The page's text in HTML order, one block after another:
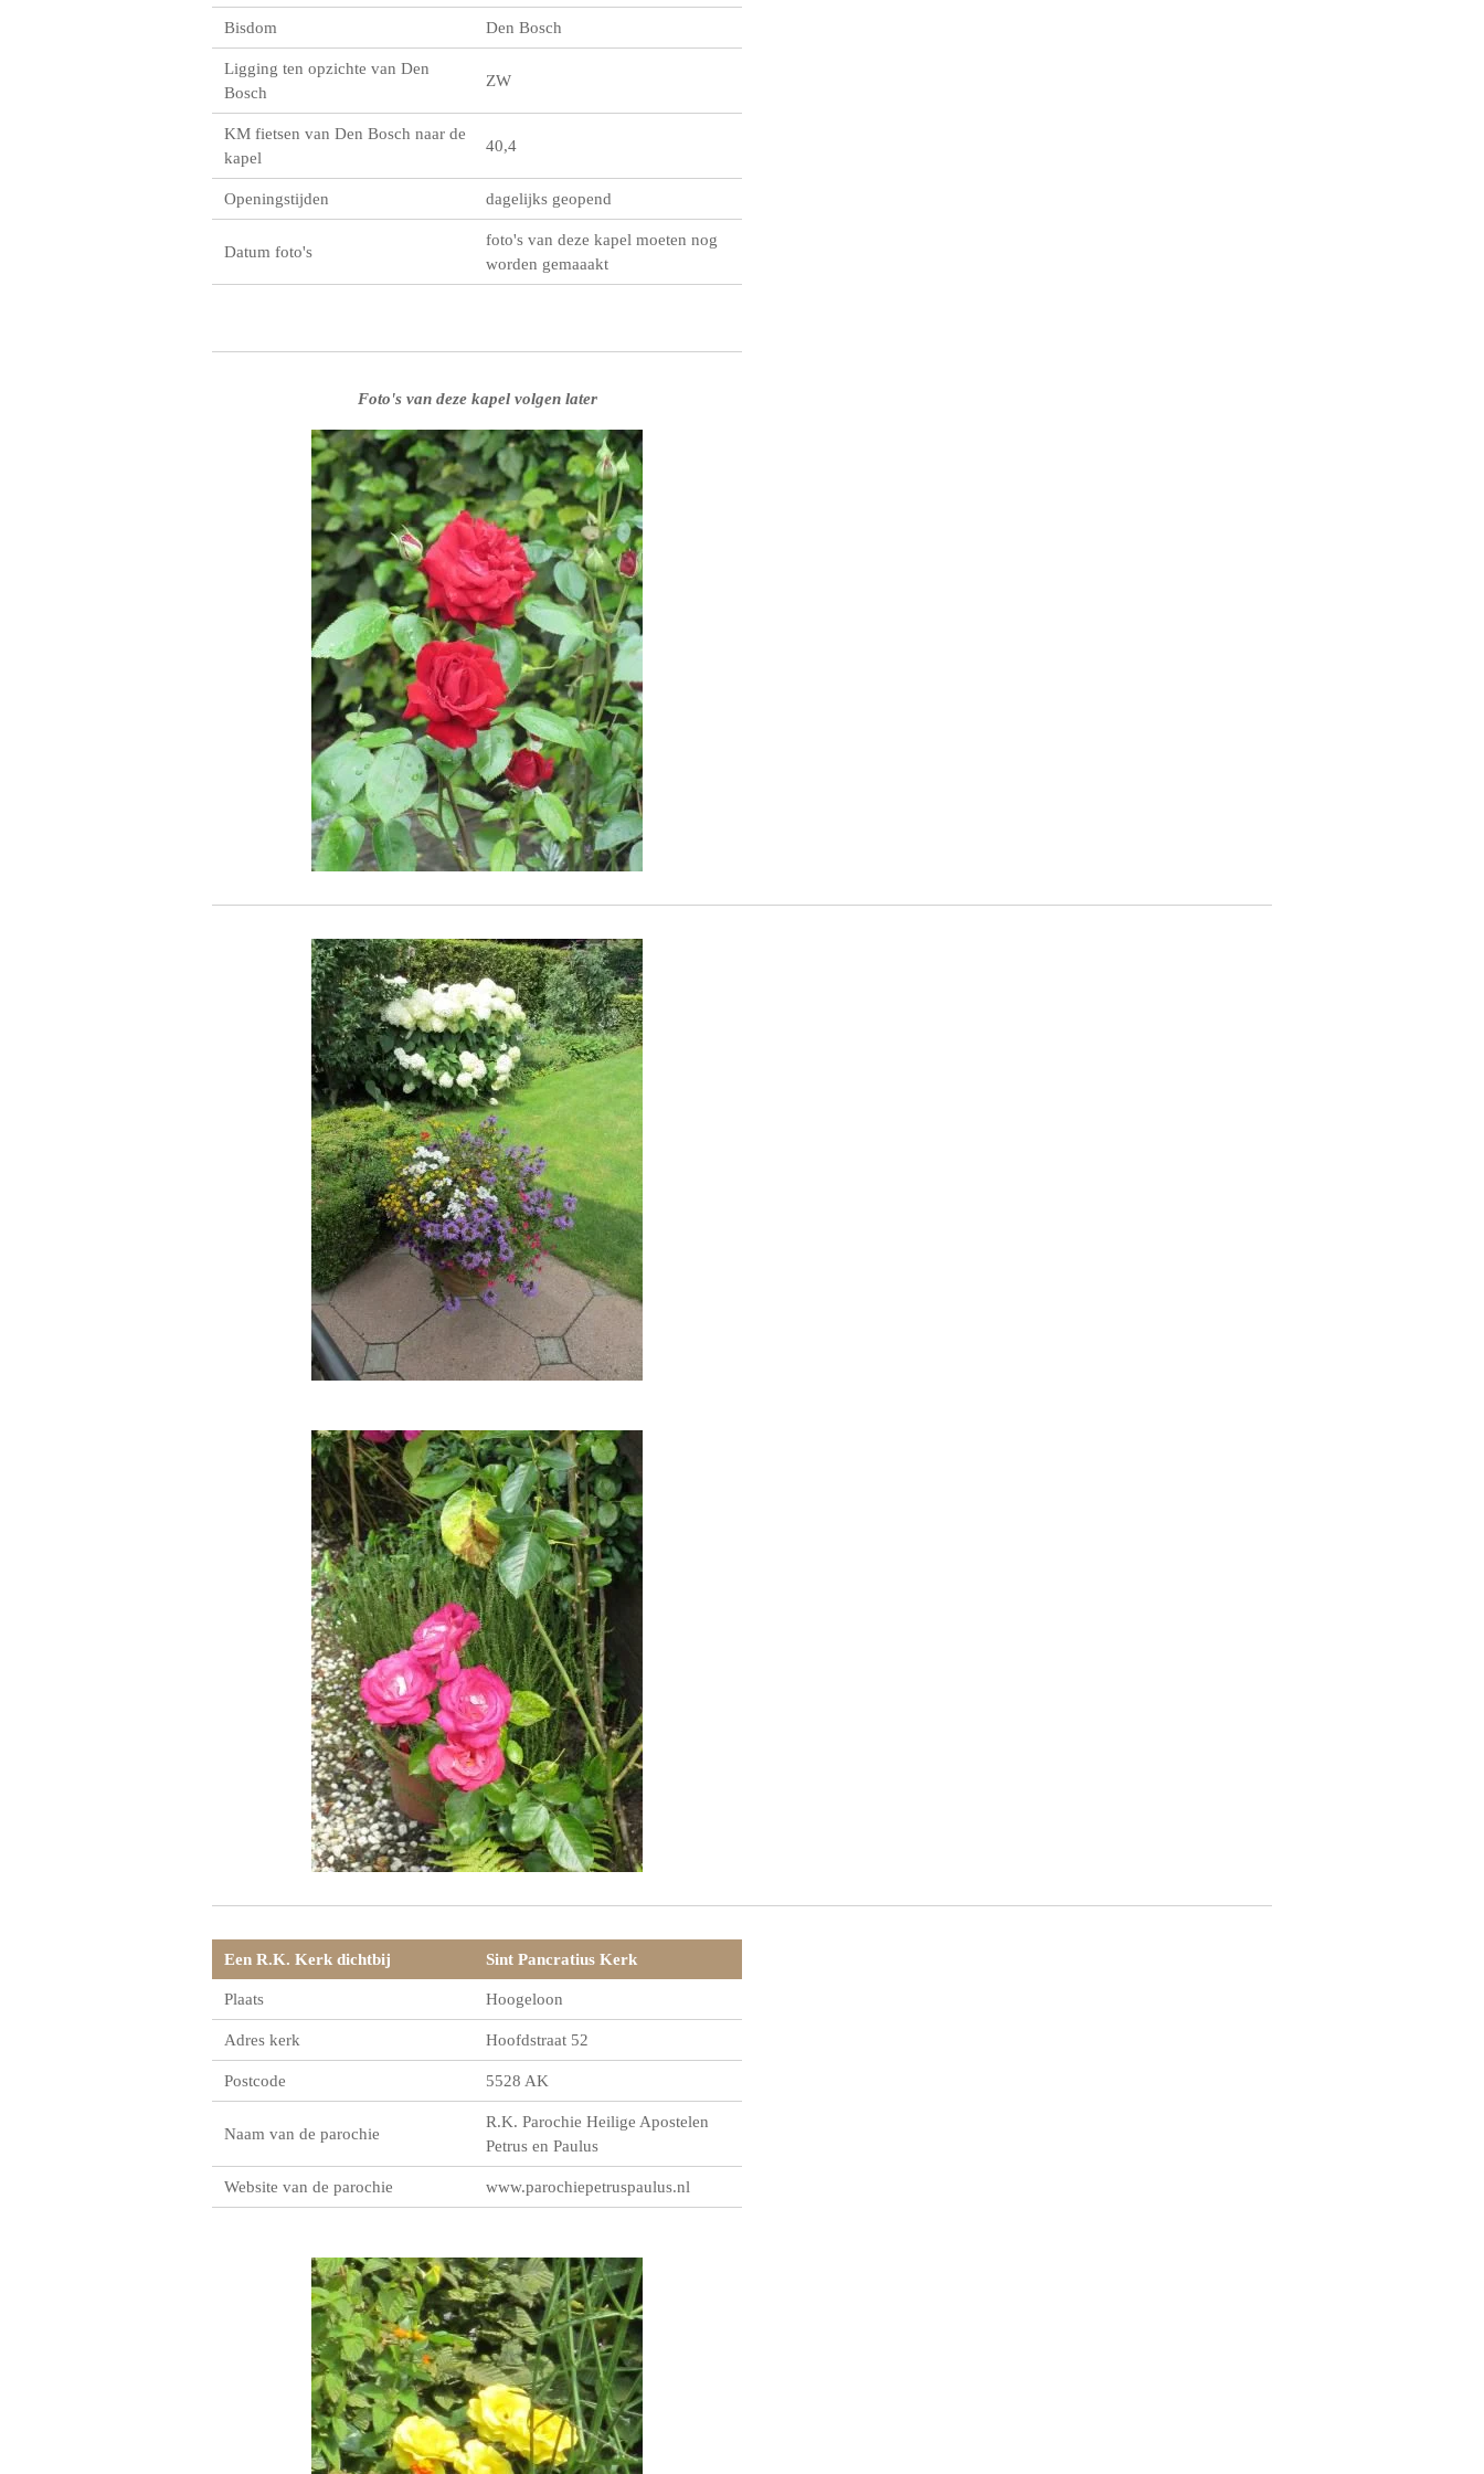
Bisdom Den Bosch
Ligging ten opzichte van Den
Bosch
ZW
KM fietsen van Den Bosch naar de
kapel
40,4
Openingstijden dagelijks geopend
Datum foto's
foto's van deze kapel moeten nog
worden gemaaakt
Foto's van deze kapel volgen later
Een R.K. Kerk dichtbij Sint Pancratius Kerk
Plaats Hoogeloon
Adres kerk Hoofdstraat 52
Postcode 5528 AK
Naam van de parochie
R.K. Parochie Heilige Apostelen
Petrus en Paulus
Website van de parochie www.parochiepetruspaulus.nl